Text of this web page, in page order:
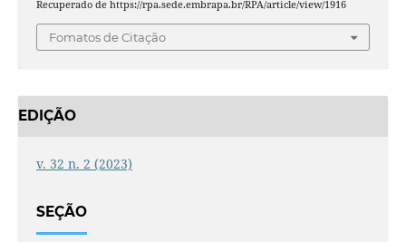
Recuperado de https://rpa.sede.embrapa.br/RPA/article/view/1916
Fomatos de Citação
EDIÇÃO
v. 32 n. 2 (2023)
SEÇÃO